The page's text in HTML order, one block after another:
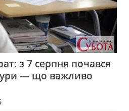
з 7 серпня почався
— що важливо